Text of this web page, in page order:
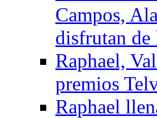
Campos,
disfrutan de
Raphael,
premios
Raphael